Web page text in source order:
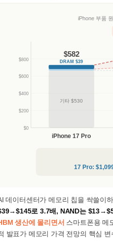
iPhone 부품
$0
$200
$400
$600
$800
기타 $530
DRAM $39
$582
iPhone 17 Pro
17 Pro:
데이터센터가 메모리 칩을 싹쓸이
로 3.7배, NAND는
생산에 몰리면서 스마트폰용 메
발표가 메모리 가격 전망의 핵심 변